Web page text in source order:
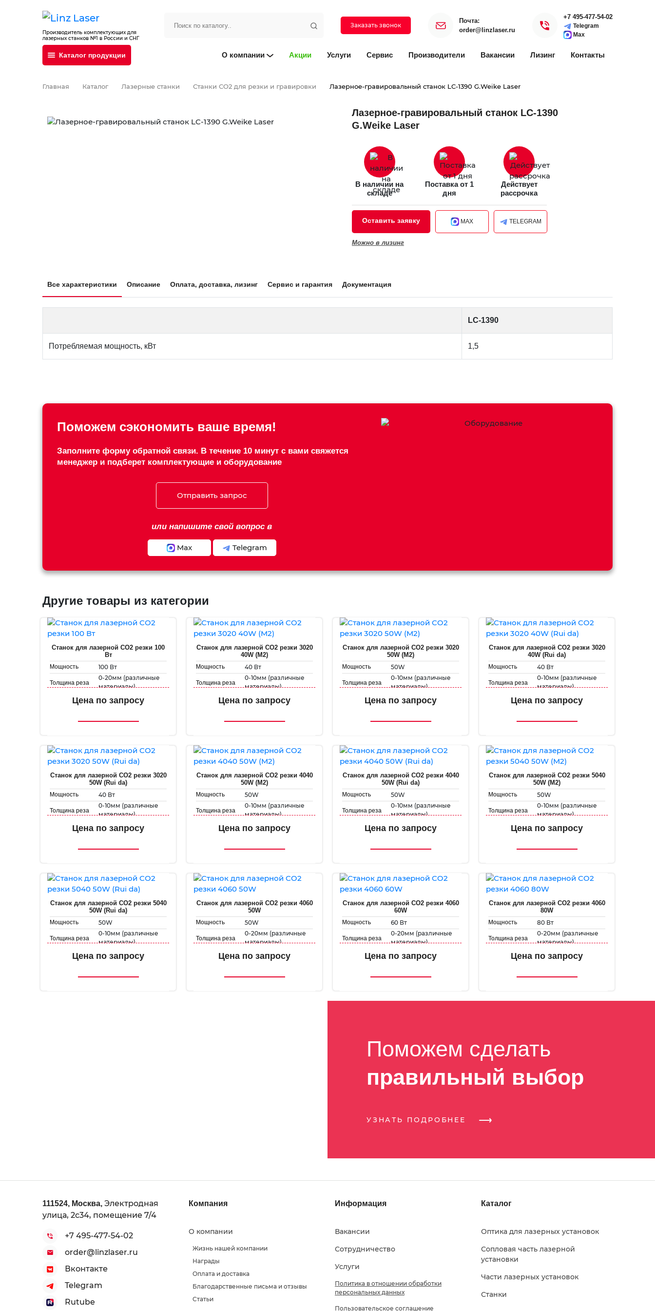
Производитель комплектующих для
лазерных станков №1 в России и СНГ
Заказать звонок
Почта:
order@linzlaser.ru
+7 495-477-54-02
Telegram
Max
Каталог продукции О компании Акции Услуги Сервис Производители Вакансии Лизинг Контакты
Главная Каталог Лазерные станки Станки СО2 для резки и гравировки Лазерное-гравировальный станок LC-1390 G.Weike Laser
Лазерное-гравировальный станок LC-1390
G.Weike Laser
В наличии на
складе
Поставка от 1
дня
Действует
рассрочка
Оставить заявку MAX TELEGRAM
Можно в лизинг
Все характеристики Описание Оплата, доставка, лизинг Сервис и гарантия Документация
LC-1390
Потребляемая мощность, кВт 1,5
Поможем сэкономить ваше время!
Заполните форму обратной связи. В течение 10 минут с вами свяжется
менеджер и подберет комплектующие и оборудование
Отправить запрос
или напишите свой вопрос в
Max Telegram
Другие товары из категории
Станок для лазерной CO2 резки 100
Вт
Мощность 100 Вт
Толщина реза
0-20мм (различные
материалы)
Рабочее поле
1000х800мм /
1300х1000мм
гравировки
1-1000 мм/с
Цена по запросу
Станок для лазерной CO2 резки 3020
40W (M2)
Мощность 40 Вт
Толщина реза
0-10мм (различные
материалы)
Рабочее поле 300 мм х 200 мм
Цена по запросу
Станок для лазерной CO2 резки 3020
50W (M2)
Мощность 50W
Толщина реза
0-10мм (различные
материалы)
Рабочее поле 300 мм х 200 мм
Цена по запросу
Станок для лазерной CO2 резки 3020
40W (Rui da)
Мощность 40 Вт
Толщина реза
0-10мм (различные
материалы)
Рабочее поле 300 мм х 200 мм
Цена по запросу
Станок для лазерной CO2 резки 3020
50W (Rui da)
Мощность 40 Вт
Толщина реза
0-10мм (различные
материалы)
Рабочее поле 300 мм х 200 мм
Цена по запросу
Станок для лазерной CO2 резки 4040
50W (M2)
Мощность 50W
Толщина реза
0-10мм (различные
материалы)
Рабочее поле 400 мм х 400 мм
Цена по запросу
Станок для лазерной CO2 резки 4040
50W (Rui da)
Мощность 50W
Толщина реза
0-10мм (различные
материалы)
Рабочее поле 400 мм х 400 мм
Цена по запросу
Станок для лазерной CO2 резки 5040
50W (M2)
Мощность 50W
Толщина реза
0-10мм (различные
материалы)
Рабочее поле 400 мм х 500 мм
Цена по запросу
Станок для лазерной CO2 резки 5040
50W (Rui da)
Мощность 50W
Толщина реза
0-10мм (различные
материалы)
Рабочее поле 400 мм х 500 мм
Цена по запросу
Станок для лазерной CO2 резки 4060
50W
Мощность 50W
Толщина реза
0-20мм (различные
материалы)
Рабочее поле 400 мм х 600 мм
Цена по запросу
Станок для лазерной CO2 резки 4060
60W
Мощность 60 Вт
Толщина реза
0-20мм (различные
материалы)
Рабочее поле 400 мм х 600 мм
Цена по запросу
Станок для лазерной CO2 резки 4060
80W
Мощность 80 Вт
Толщина реза
0-20мм (различные
материалы)
Рабочее поле 400 мм х 600 мм
Цена по запросу
Поможем сделать
правильный выбор
УЗНАТЬ ПОДРОБНЕЕ
111524, Москва, Электродная
улица, 2с34, помещение 7/4
+7 495-477-54-02
order@linzlaser.ru
Вконтакте
Telegram
Rutube
Компания
О компании
Жизнь нашей компании
Награды
Оплата и доставка
Благодарственные письма и отзывы
Статьи
Информация
Вакансии
Сотрудничество
Услуги
Политика в отношении обработки
персональных данных
Пользовательское соглашение
Каталог
Оптика для лазерных установок
Сопловая часть лазерной
установки
Части лазерных установок
Станки